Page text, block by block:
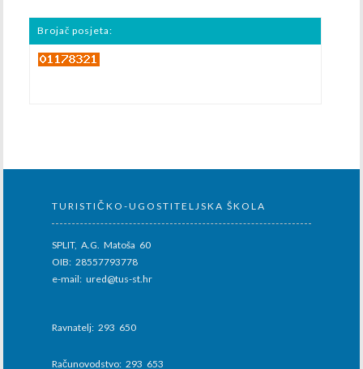
Brojač posjeta:
TURISTIČKO-UGOSTITELJSKA ŠKOLA
SPLIT, A.G. Matoša 60
OIB: 28557793778
e-mail: ured@tus-st.hr
Ravnatelj: 293 650
Računovodstvo: 293 653